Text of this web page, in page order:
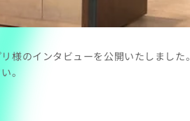
様のインタビューを公開いたしました。
。